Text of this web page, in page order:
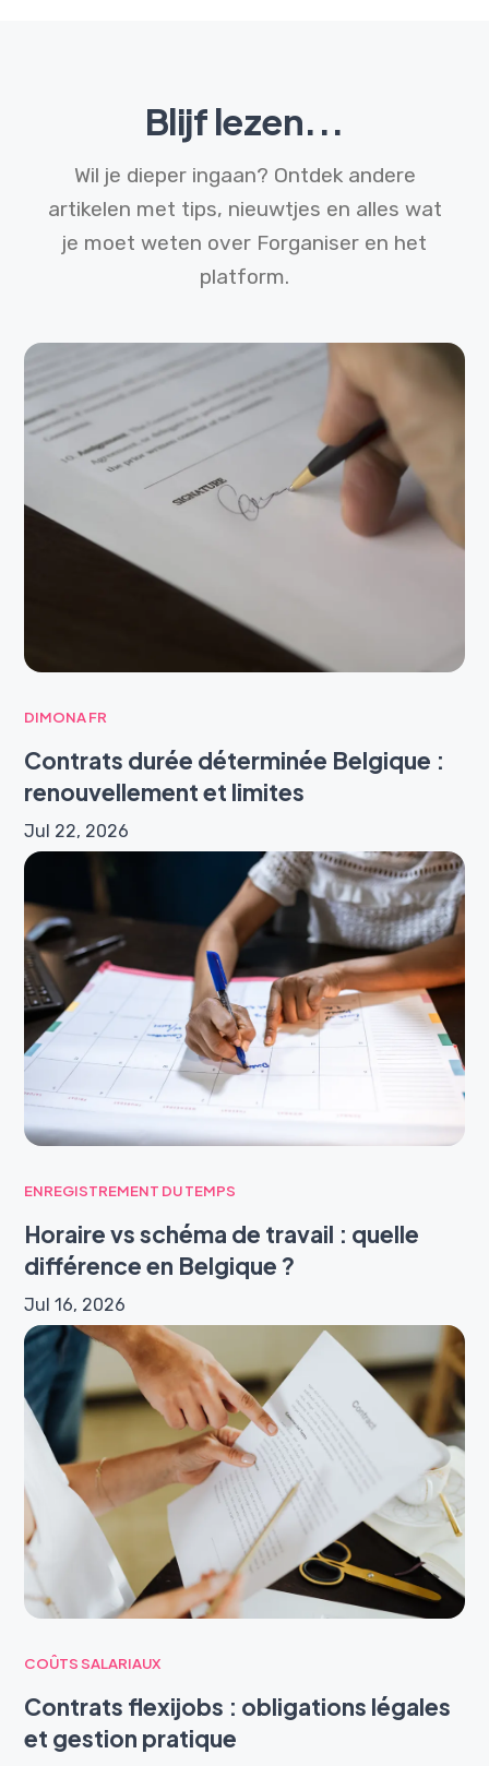
Blijf lezen...
Wil je dieper ingaan? Ontdek andere
artikelen met tips, nieuwtjes en alles wat
je moet weten over Forganiser en het
platform.
DIMONA FR
Contrats durée déterminée Belgique :
renouvellement et limites
Jul 22, 2026
ENREGISTREMENT DU TEMPS
Horaire vs schéma de travail : quelle
différence en Belgique ?
Jul 16, 2026
COÛTS SALARIAUX
Contrats flexijobs : obligations légales
et gestion pratique